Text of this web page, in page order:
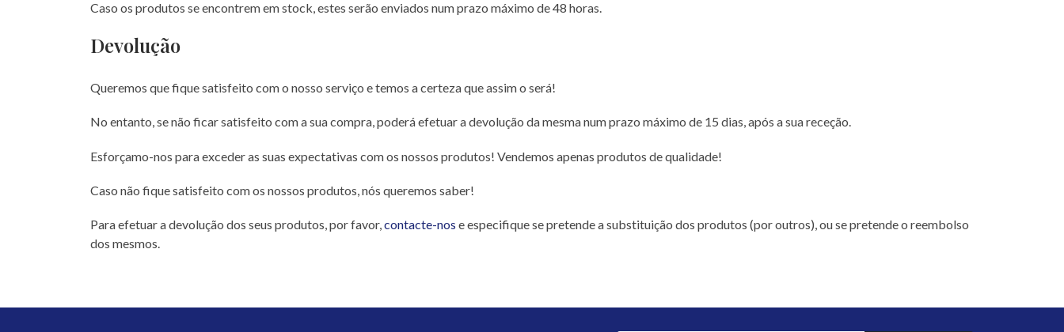
Caso os produtos se encontrem em stock, estes serão enviados num prazo máximo de 48 horas.
Devolução
Queremos que fique satisfeito com o nosso serviço e temos a certeza que assim o será!
No entanto, se não ficar satisfeito com a sua compra, poderá efetuar a devolução da mesma num prazo máximo de 15 dias, após a sua receção.
Esforçamo-nos para exceder as suas expectativas com os nossos produtos! Vendemos apenas produtos de qualidade!
Caso não fique satisfeito com os nossos produtos, nós queremos saber!
Para efetuar a devolução dos seus produtos, por favor,contacte-nos e especifique se pretende a substituição dos produtos (por outros), ou se pretende o reembolso
dos mesmos.